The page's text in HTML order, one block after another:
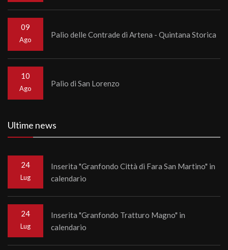
09
Ago
Palio delle Contrade di Artena - Quintana Storica
10
Ago
Palio di San Lorenzo
Ultime news
24
Lug
Inserita "Granfondo Città di Fara San Martino" in
calendario
24
Lug
Inserita "Granfondo Tratturo Magno" in
calendario